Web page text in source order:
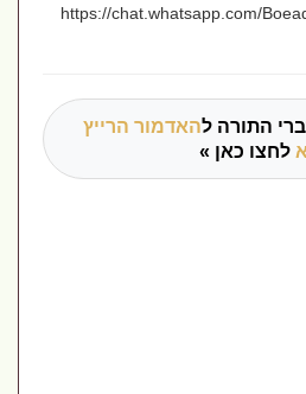
https://chat.whatsapp.com/
התורה להאדמור הרייץ
כאן »